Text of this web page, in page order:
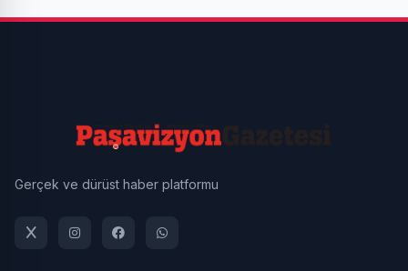
Gerçek ve dürüst haber platformu